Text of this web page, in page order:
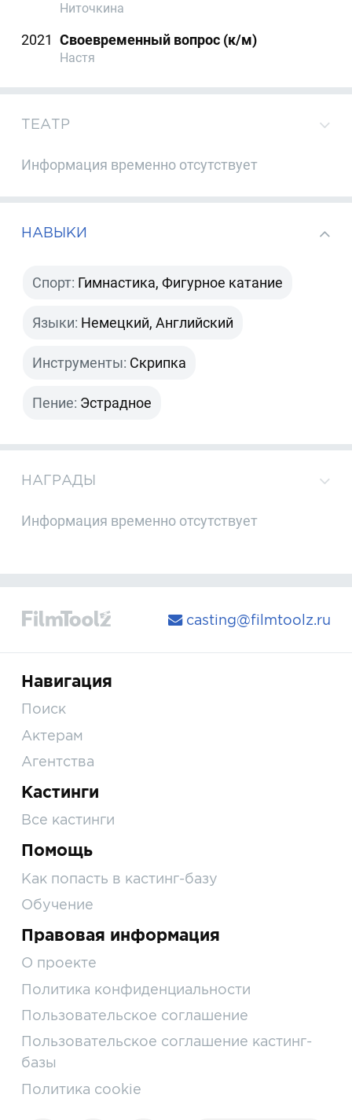
Ниточкина
2021 Своевременный вопрос (к/м)
Настя
ТЕАТР
Информация временно отсутствует
НАВЫКИ
Спорт: Гимнастика, Фигурное катание
Языки: Немецкий, Английский
Инструменты: Скрипка
Пение: Эстрадное
НАГРАДЫ
Информация временно отсутствует
casting@filmtoolz.ru
Навигация
Поиск
Актерам
Агентства
Кастинги
Все кастинги
Помощь
Как попасть в кастинг-базу
Обучение
Правовая информация
О проекте
Политика конфиденциальности
Пользовательское соглашение
Пользовательское соглашение кастинг-
базы
Политика cookie